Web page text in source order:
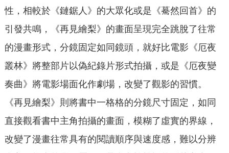
性，相較於《鏈鋸人》的大眾化或是《驀然回首》的
引發共鳴，《再見繪梨》的畫面呈現完全跳脫了往常
的漫畫形式，分鏡固定如同鏡頭，就好比電影《厄夜
叢林》將整部片以偽紀錄片形式拍攝，或是《厄夜變
奏曲》將電影場面化作劇場，改變了觀影的習慣。
《再見繪梨》則將書中一格格的分鏡尺寸固定，如同
直接觀看書中主角拍攝的畫面，模糊了虛實的界線，
改變了漫畫往常具有的閱讀順序與速度感，難以分辨